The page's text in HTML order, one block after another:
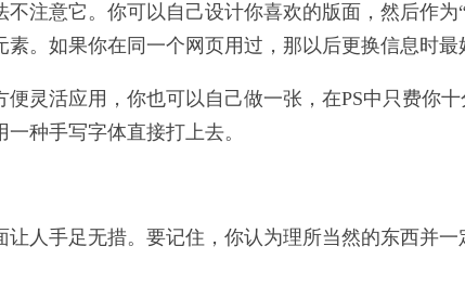
注意它。你可以自己设计你喜欢的版面，然后作为
。如果你在同一个网页用过，那以后更换信息时最
灵活应用，你也可以自己做一张，在PS中只费你
种手写字体直接打上去。
人手足无措。要记住，你认为理所当然的东西并一